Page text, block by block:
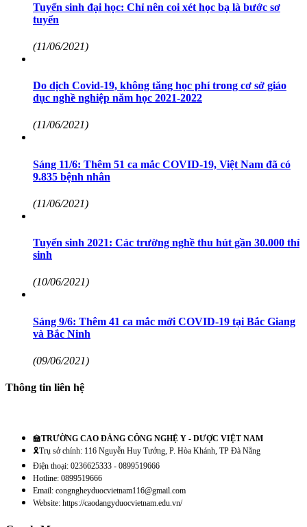
Tuyển sinh đại học: Chỉ nên coi xét học bạ là bước sơ
tuyển
(11/06/2021)
Do dịch Covid-19, không tăng học phí trong cơ sở giáo
dục nghề nghiệp năm học 2021-2022
(11/06/2021)
Sáng 11/6: Thêm 51 ca mắc COVID-19, Việt Nam đã có
9.835 bệnh nhân
(11/06/2021)
Tuyển sinh 2021: Các trường nghề thu hút gần 30.000 thí
sinh
(10/06/2021)
Sáng 9/6: Thêm 41 ca mắc mới COVID-19 tại Bắc Giang
và Bắc Ninh
(09/06/2021)
Thông tin liên hệ
🏫TRƯỜNG CAO ĐẲNG CÔNG NGHỆ Y - DƯỢC VIỆT NAM
🎗️Trụ sở chính: 116 Nguyễn Huy Tưởng, P. Hòa Khánh, TP Đà Nẵng
Điện thoại: 0236625333 - 0899519666
Hotline: 0899519666
Email: congngheyduocvietnam116@gmail.com
Website: https://caodangyduocvietnam.edu.vn/